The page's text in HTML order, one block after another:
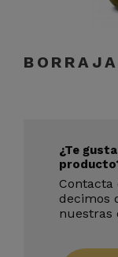
BORRAJA
¿Te
Contacta
decimos
nuestras